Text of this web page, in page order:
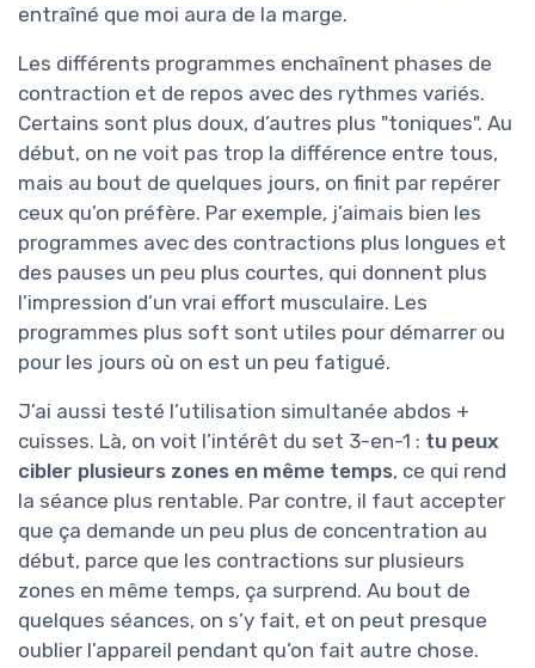
entraîné que moi aura de la marge.
Les différents programmes enchaînent phases de
contraction et de repos avec des rythmes variés.
Certains sont plus doux, d’autres plus "toniques". Au
début, on ne voit pas trop la différence entre tous,
mais au bout de quelques jours, on finit par repérer
ceux qu’on préfère. Par exemple, j’aimais bien les
programmes avec des contractions plus longues et
des pauses un peu plus courtes, qui donnent plus
l’impression d’un vrai effort musculaire. Les
programmes plus soft sont utiles pour démarrer ou
pour les jours où on est un peu fatigué.
J’ai aussi testé l’utilisation simultanée abdos +
cuisses. Là, on voit l’intérêt du set 3-en-1 : tu peux
cibler plusieurs zones en même temps, ce qui rend
la séance plus rentable. Par contre, il faut accepter
que ça demande un peu plus de concentration au
début, parce que les contractions sur plusieurs
zones en même temps, ça surprend. Au bout de
quelques séances, on s’y fait, et on peut presque
oublier l’appareil pendant qu’on fait autre chose.